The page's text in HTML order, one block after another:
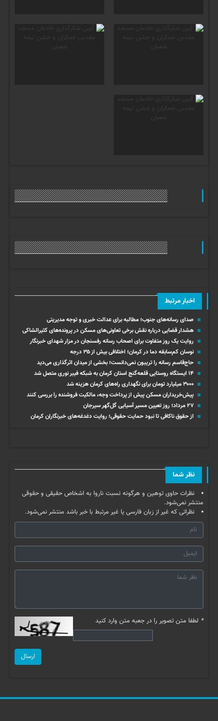
اخبار مرتبط
صدای رسانه‌های جنوب؛ مطالبه برای عدالت خبری و توجه مدیریتی
هشدار قضایی درباره نقش برخی تعاونی‌های مسکن در پرونده‌های کثیرالشاکی
روایت یک روز متفاوت برای اصحاب رسانه رفسنجان در مزار شهدای خبرنگار
نوسان کم‌سابقه دما در کرمان؛ اختلافی بیش از ۳۵ درجه
حاج‌قاسم رسانه را تریبون نمی‌دانست؛ بخشی از میدان اثرگذاری می‌دید
۱۴ ایستگاه روستایی قلعه‌گنج استان کرمان به شبکه فیبر نوری متصل شد
۳۰۰۰ میلیارد تومان برای نگهداری راه‌های کرمان هزینه شد
پیش‌خریداران مسکن پیش از پرداخت وجه، مالکیت فروشنده را بررسی کنند
۲۷ مرداد؛ روز تعیین مسیر آسیایی گل‌گهر سیرجان
از حقوق ناکافی تا نبود حمایت حقوقی؛ روایت دغدغه‌های خبرنگاران کرمان
نظر شما
نظرات حاوی توهین و هرگونه نسبت ناروا به اشخاص حقیقی و حقوقی
منتشر نمی‌شود.
نظراتی که غیر از زبان فارسی یا غیر مرتبط با خبر باشد منتشر نمی‌شود.
* لطفا متن تصویر را در جعبه متن وارد کنید
ارسال